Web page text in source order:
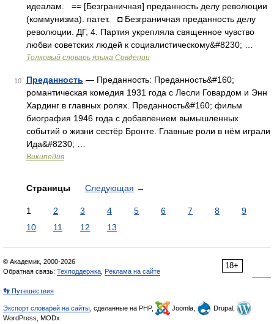
идеалам. == [Безграничная] преданность делу революции
(коммунизма). патет. ◘ Безграничная преданность делу
революции. ДГ, 4. Партия укрепляла священное чувство
любви советских людей к социалистическому&#8230; …
Толковый словарь языка Совдепии
10 Преданность — Преданность: Преданность&#160;
романтическая комедия 1931 года с Лесли Говардом и Энн
Хардинг в главных ролях. Преданность&#160; фильм
биография 1946 года с добавлением вымышленных
событий о жизни сестёр Бронте. Главные роли в нём играли
Ида&#8230; …
Википедия
Страницы Следующая →
1 2 3 4 5 6 7 8
9
10
11 12 13
18+
© Академик, 2000-2026
Обратная связь: Техподдержка Реклама на сайте
👣 Путешествия
Экспорт словарей на сайты , сделанные на PHP, Joomla,
Drupal,
WordPress, MODx.